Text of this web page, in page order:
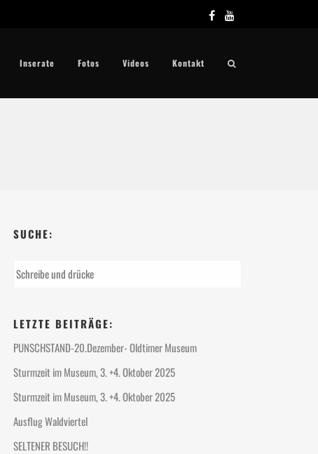
Inserate Fotos Videos Kontakt
SUCHE:
LETZTE BEITRÄGE:
PUNSCHSTAND-20.Dezember- Oldtimer Museum
Sturmzeit im Museum, 3. +4. Oktober 2025
Sturmzeit im Museum, 3. +4. Oktober 2025
Ausflug Waldviertel
SELTENER BESUCH!!